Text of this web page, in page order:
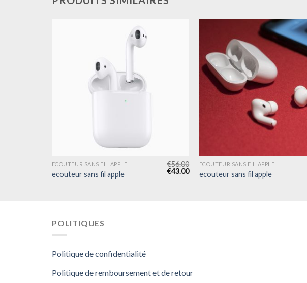
ECOUTEUR SANS FIL APPLE
ecouteur sans fil apple
€56.00
€43.00
ECOUTEUR SANS FIL APPLE
ecouteur sans fil apple
POLITIQUES
Politique de confidentialité
Politique de remboursement et de retour